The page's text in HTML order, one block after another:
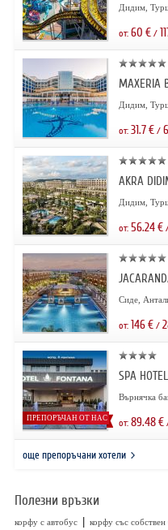
Дидим,
от: 60 €/
MAXERIA
Дидим,
от: 31.7€/
AKRA
Дидим,
от: 56.24€
Сиде,
от: 146€/
ПРЕПОРЪЧАН ОТ НАС
SPA
Върнячка
от: 89.48€
още препоръчани хотели
Полезни връзки
корфу с автобус | корфу със собствен